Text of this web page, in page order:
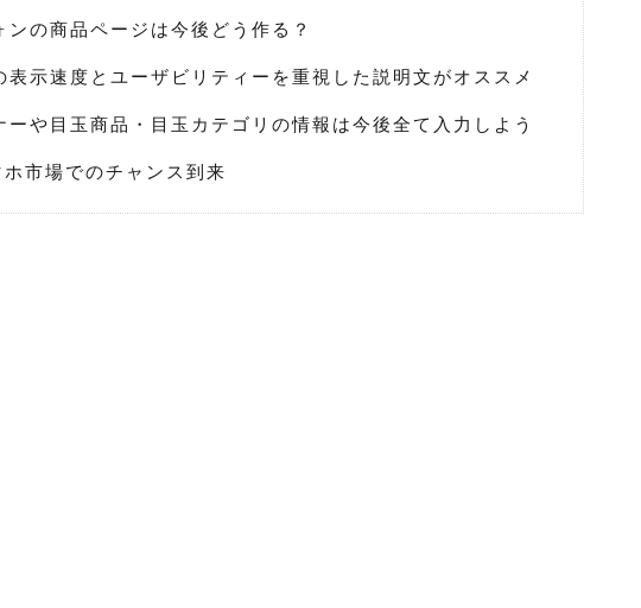
ンの商品ページは今後どう作る？
表示速度とユーザビリティーを重視した説明文がオススメ
ーや目玉商品・目玉カテゴリの情報は今後全て入力しよう
市場でのチャンス到来